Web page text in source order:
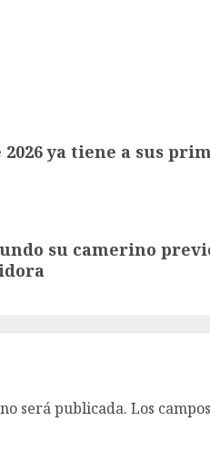
ya tiene a sus
su camerino
será publicada. Los